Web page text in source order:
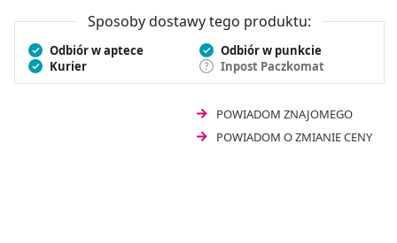
Sposoby dostawy tego produktu:
Odbiór w aptece
Odbiór w punkcie
Kurier
Inpost Paczkomat
POWIADOM ZNAJOMEGO
POWIADOM O ZMIANIE CENY